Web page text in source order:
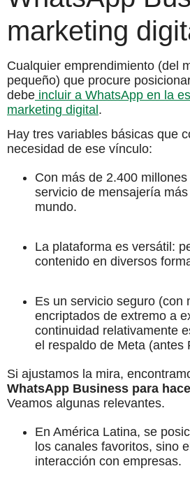
marketing
Cualquier emprendimiento (del
pequeño) que procure
debe incluir a WhatsApp en la
marketing digital.
Hay tres variables básicas que
necesidad de ese vínculo:
Con más de 2.400
servicio de mensajería
mundo.
La plataforma es versátil:
contenido en diversos
Es un servicio seguro (con
encriptados de extremo a
continuidad relativamente
el respaldo de Meta (antes
Si ajustamos la mira,
WhatsApp Business para
Veamos algunas relevantes.
En América Latina, se
los canales favoritos, sino
interacción con empresas.